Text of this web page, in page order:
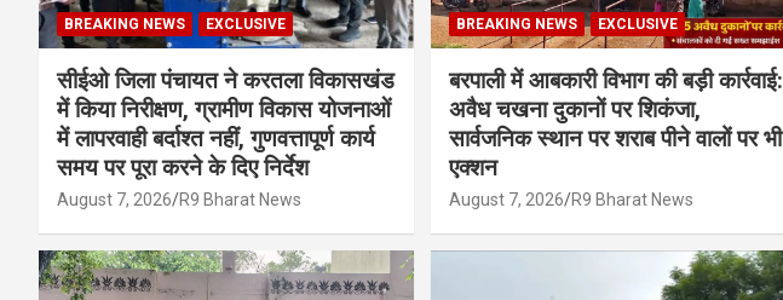
BREAKING NEWS EXCLUSIVE
सीईओ जिला पंचायत ने करतला विकासखंड
में किया निरीक्षण, ग्रामीण विकास योजनाओं
में लापरवाही बर्दाश्त नहीं, गुणवत्तापूर्ण कार्य
समय पर पूरा करने के दिए निर्देश
August 7, 2026 R9 Bharat News
BREAKING NEWS EXCLUSIVE
बरपाली में आबकारी विभाग की बड़ी कार्रवाई:
अवैध चखना दुकानों पर शिकंजा,
सार्वजनिक स्थान पर शराब पीने वालों पर भी
एक्शन
August 7, 2026 R9 Bharat News